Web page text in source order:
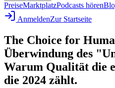
PreiseMarktplatzPodcasts hören
AnmeldenZur Startseite
The Choice for
Überwindung des
Warum Qualität die
die 2024 zählt.